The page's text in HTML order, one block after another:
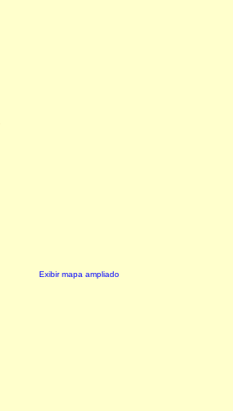
Exibir mapa ampliado